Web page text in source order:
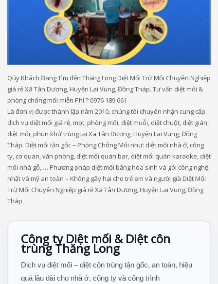
Qúy Khách Đang Tìm đến Thăng Long Diệt Mối Trừ Mối Chuyên Nghiệp
giá rẻ Xã Tân Dương, Huyện Lai Vung, Đồng Tháp. Tư vấn diệt mối &
phòng chống mối miễn Phí ? 0976 189 661
Là đơn vị được thành lập năm 2010, chúng tôi chuyên nhận cung cấp
dịch vụ diệt mối giá rẻ, mọt, phòng mối, diệt muỗi, diệt chuột, diệt gián,
diệt mối, phun khử trùng tại Xã Tân Dương, Huyện Lai Vung, Đồng
Tháp. Diệt mối tận gốc – Phòng Chống Mối như: diệt mối nhà ở, công
ty, cơ quan, văn phòng, diệt mối quán bar, diệt mối quán karaoke, diệt
mối nhà gỗ, … Phương pháp diệt mối bằng hóa sinh và gói công nghệ
nhật và mỹ an toàn – Không gây hại cho trẻ em và người già Diệt Mối
Trừ Mối Chuyên Nghiệp giá rẻ Xã Tân Dương, Huyện Lai Vung, Đồng
Tháp
Công ty Diệt mối & Diệt côn
trùng Thăng Long
Dịch vụ diệt mối – diệt côn trùng tận gốc, an toàn, hiệu
quả lâu dài cho nhà ở, công ty và công trình